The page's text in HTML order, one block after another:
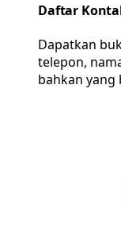
Daftar
Dapatkan
telepon,
bahkan yang